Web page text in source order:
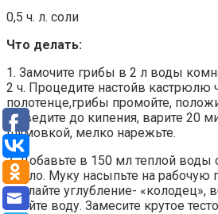
0,5 ч. л. соли
Что делать:
1. Замочите грибы в 2 л воды
2 ч. Процедите настойв кастрюлю
полотенце,грибы промойте,
Доведите до кипения, варите 20
шумовкой, мелко нарежьте.
2. Добавьте в 150 мл теплой воды
масло. Муку насыпьте на рабочую
сделайте углубление- «колодец»,
влейте воду. Замесите крутое